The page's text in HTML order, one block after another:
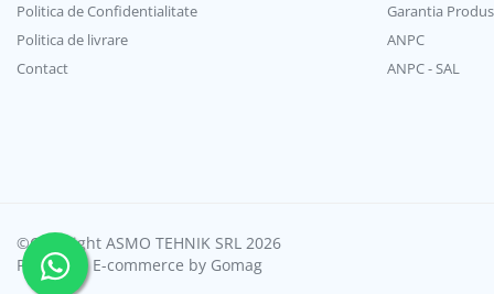
Masina cuburi de gheata
Mese calde
Mese de lucru
Politica de Confidentialitate
Politica de livrare
Contact
Garantia
ANPC
ANPC - SAL
©Copyright ASMO TEHNIK SRL 2026
Platforma E-commerce by Gomag